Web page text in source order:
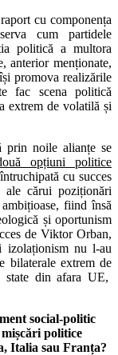
cu componența
cum partidele
politică a multora
anterior menționate,
promova realizările
fac scena politică
extrem de volatilă și
prin noile alianțe se
opțiuni politice
cu succes
ale cărui poziționări
fiind însă
și oportunism
de Viktor Orban,
izolaționism nu l-au
bilaterale extrem de
state din afara UE,
social-politic
politice
Italia sau Franța?